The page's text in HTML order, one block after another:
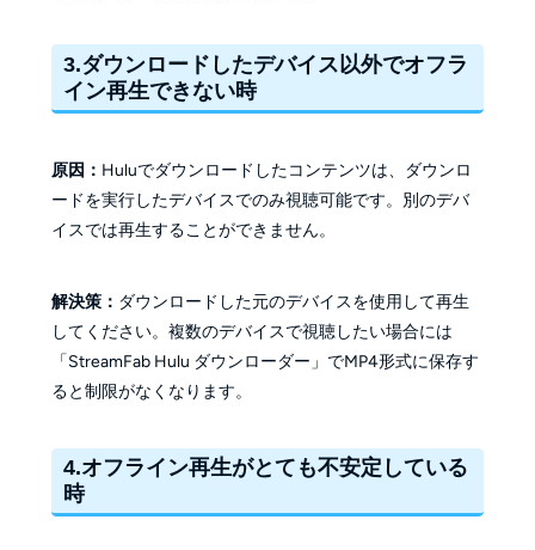
3.ダウンロードしたデバイス以外でオフラ
イン再生できない時
原因： Huluでダウンロードしたコンテンツは、ダウンロ
ードを実行したデバイスでのみ視聴可能です。別のデバ
イスでは再生することができません。
解決策： ダウンロードした元のデバイスを使用して再生
してください。複数のデバイスで視聴したい場合には
「StreamFab Hulu ダウンローダー」でMP4形式に保存す
ると制限がなくなります。
4.オフライン再生がとても不安定している
時